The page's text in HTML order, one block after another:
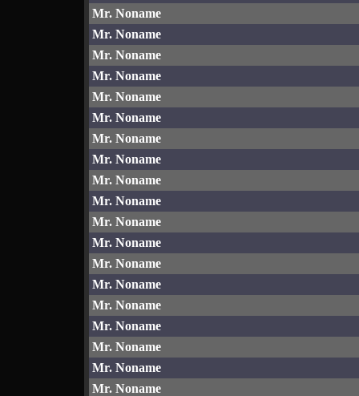
Mr. Noname
Mr. Noname
Mr. Noname
Mr. Noname
Mr. Noname
Mr. Noname
Mr. Noname
Mr. Noname
Mr. Noname
Mr. Noname
Mr. Noname
Mr. Noname
Mr. Noname
Mr. Noname
Mr. Noname
Mr. Noname
Mr. Noname
Mr. Noname
Mr. Noname